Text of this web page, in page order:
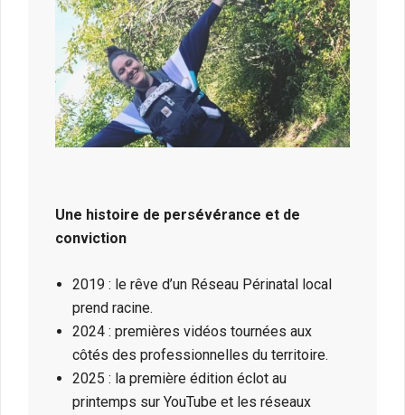
Une histoire de persévérance et de
conviction
2019 : le rêve d’un Réseau Périnatal local
prend racine.
2024 : premières vidéos tournées aux
côtés des professionnelles du territoire.
2025 : la première édition éclot au
printemps sur YouTube et les réseaux